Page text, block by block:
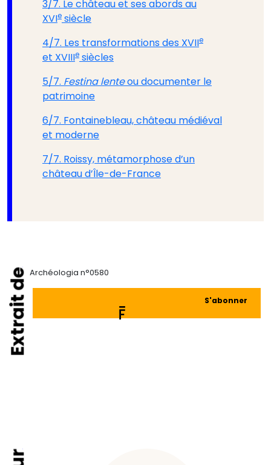
3/7. Le château et ses abords au
XVIe siècle
4/7. Les transformations des XVIIe
et XVIIIe siècles
5/7. Festina lenteou documenter le
patrimoine
6/7. Fontainebleau, château médiéval
et moderne
7/7. Roissy, métamorphose d’un
château d’Île-de-France
Extrait de Archéologia n°0580
S'abonner